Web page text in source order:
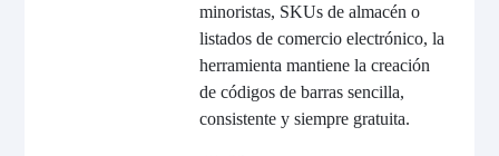
minoristas, SKUs de almacén o
listados de comercio electrónico, la
herramienta mantiene la creación
de códigos de barras sencilla,
consistente y siempre gratuita.